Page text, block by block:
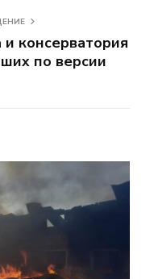
консерватория
по версии